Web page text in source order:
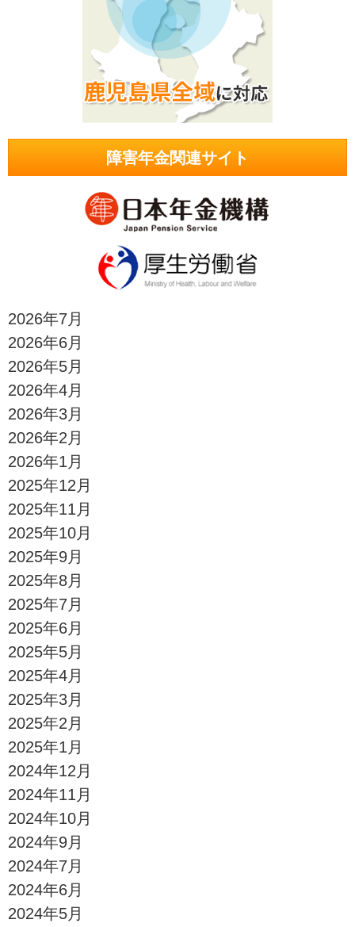
障害年金関連サイト
2026年7月
2026年6月
2026年5月
2026年4月
2026年3月
2026年2月
2026年1月
2025年12月
2025年11月
2025年10月
2025年9月
2025年8月
2025年7月
2025年6月
2025年5月
2025年4月
2025年3月
2025年2月
2025年1月
2024年12月
2024年11月
2024年10月
2024年9月
2024年7月
2024年6月
2024年5月